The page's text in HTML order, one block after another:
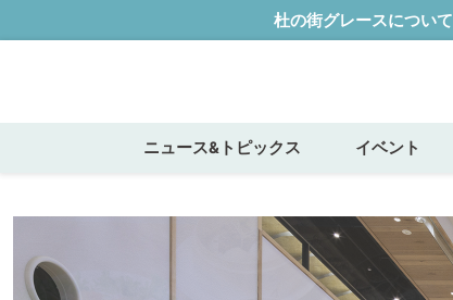
杜の街グレースについて
ニュース&トピックス イベント